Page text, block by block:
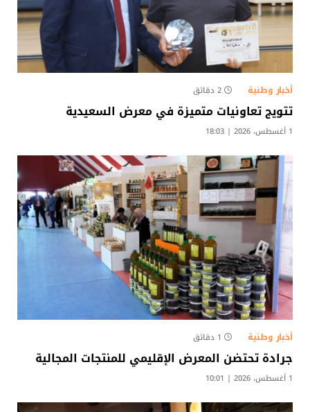
أخبار وطنية 2 دقائق
تتويج تعاونيات متميزة في معرض السعيدية
1 أغسطس، 2026 | 18:03
أخبار وطنية 1 دقائق
جرادة تحتضن المعرض الإقليمي للمنتجات المجالية
1 أغسطس، 2026 | 10:01